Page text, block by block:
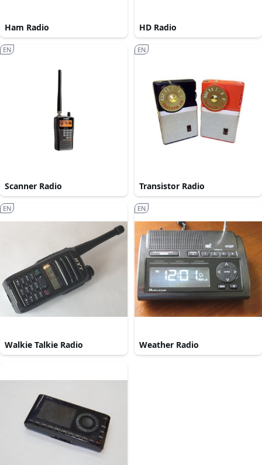
Ham Radio HD Radio
Scanner Radio
EN
Transistor Radio
EN
Walkie Talkie Radio
EN
Weather Radio
EN